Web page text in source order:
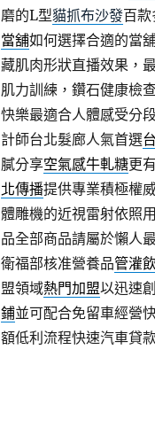
磨的L型貓抓布沙發百款
當舖如何選擇合適的當
藏肌肉形狀直播效果，
肌力訓練，鑽石健康檢
快樂最適合人體感受分
計師台北髮廊人氣首選
膩分享空氣感牛軋糖更
北傳播提供專業積極權
體雕機的近視雷射依照
品全部商品請屬於懶人
衛福部核准營養品管灌
盟領域熱門加盟以迅速
鋪並可配合免留車經營
額低利流程快速汽車貸